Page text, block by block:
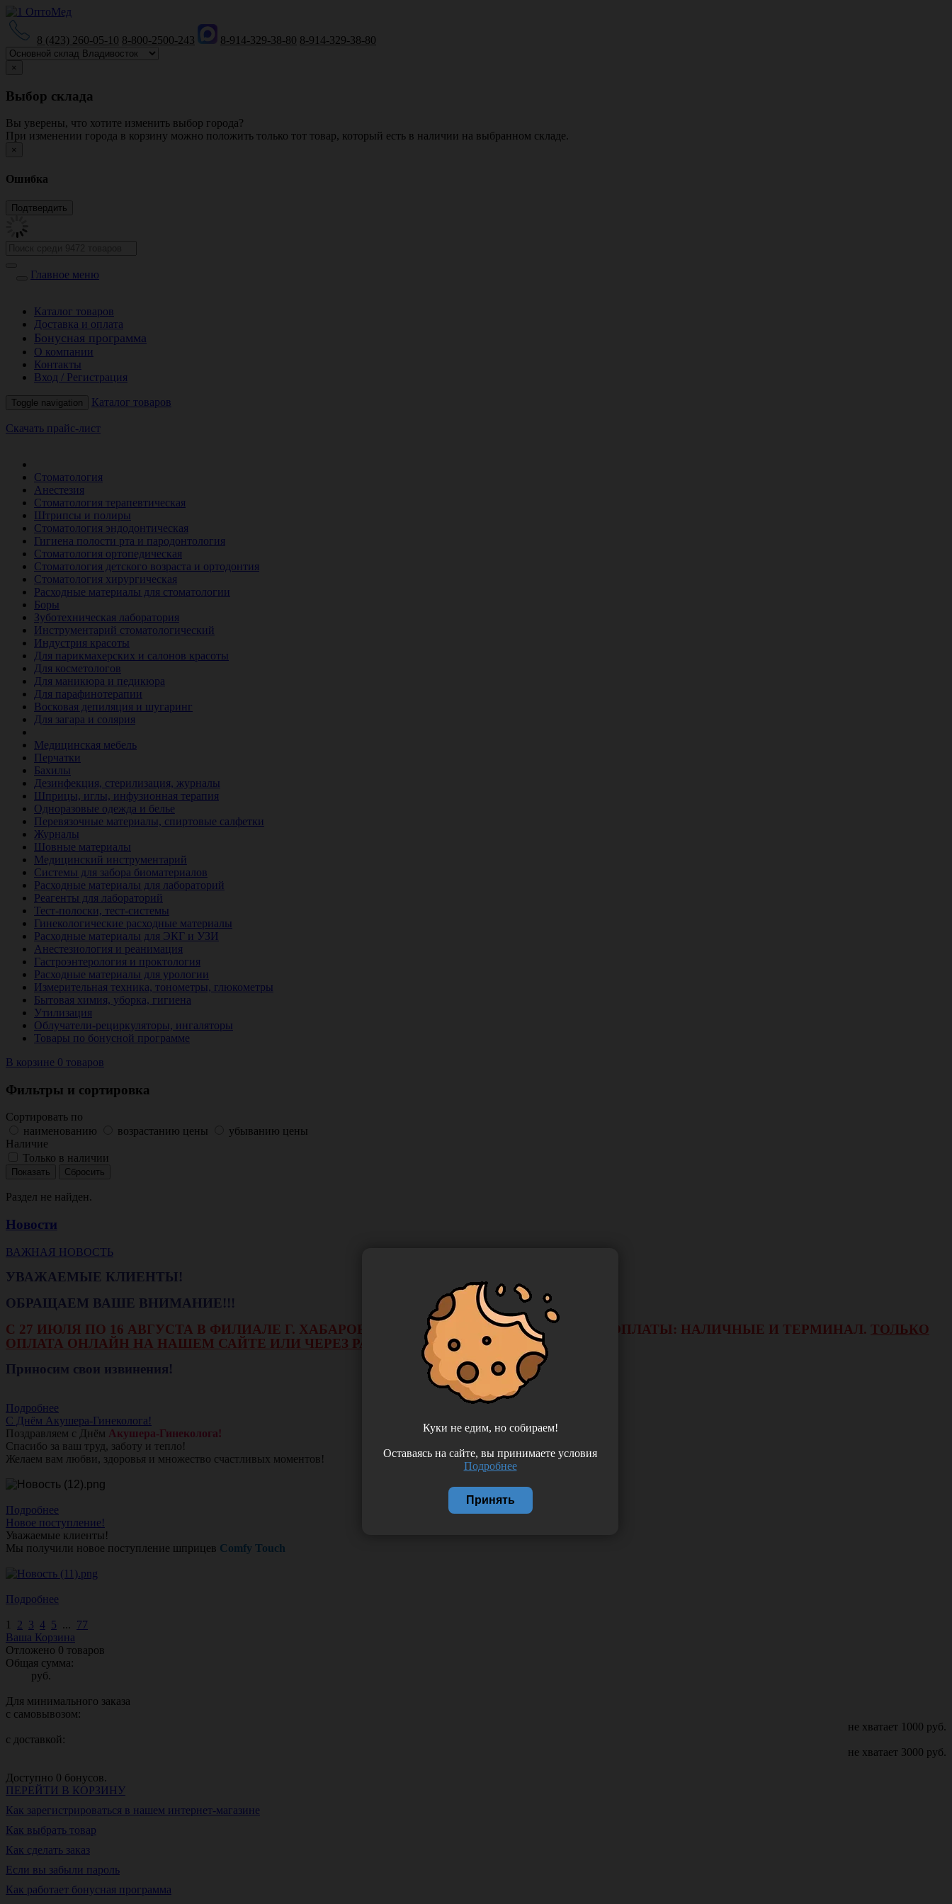
8 (423) 260-05-10 8-800-2500-243 8-914-329-38-80 8-914-329-38-80
×
Выбор склада
Вы уверены, что хотите изменить выбор города?
При изменении города в корзину можно положить только тот товар, который есть в наличии на выбранном складе.
×
Ошибка
Главное меню
Каталог товаров
Доставка и оплата
Бонусная программа
О компании
Контакты
Вход / Регистрация
Toggle navigation Каталог товаров
Скачать прайс-лист
Стоматология
Анестезия
Стоматология терапевтическая
Штрипсы и полиры
Стоматология эндодонтическая
Гигиена полости рта и пародонтология
Стоматология ортопедическая
Стоматология детского возраста и ортодонтия
Стоматология хирургическая
Расходные материалы для стоматологии
Боры
Зуботехническая лаборатория
Инструментарий стоматологический
Индустрия красоты
Для парикмахерских и салонов красоты
Для косметологов
Для маникюра и педикюра
Для парафинотерапии
Восковая депиляция и шугаринг
Для загара и солярия
Медицинская мебель
Перчатки
Бахилы
Дезинфекция, стерилизация, журналы
Шприцы, иглы, инфузионная терапия
Одноразовые одежда и белье
Перевязочные материалы, спиртовые салфетки
Журналы
Шовные материалы
Медицинский инструментарий
Системы для забора биоматериалов
Расходные материалы для лабораторий
Реагенты для лабораторий
Тест-полоски, тест-системы
Гинекологические расходные материалы
Расходные материалы для ЭКГ и УЗИ
Анестезиология и реанимация
Гастроэнтерология и проктология
Расходные материалы для урологии
Измерительная техника, тонометры, глюкометры
Бытовая химия, уборка, гигиена
Утилизация
Облучатели-рециркуляторы, ингаляторы
Товары по бонусной программе
В корзине 0 товаров
Фильтры и сортировка
Сортировать по
наименованию
возрастанию цены
убыванию цены
Наличие
Только в наличии
Раздел не найден.
Новости
ВАЖНАЯ НОВОСТЬ
УВАЖАЕМЫЕ КЛИЕНТЫ!
ОБРАЩАЕМ ВАШЕ ВНИМАНИЕ!!!
С 27 ИЮЛЯ ПО 16 АВГУСТА В ФИЛИАЛЕ Г. ХАБАРОВСКА НЕ БУДЕТ ДЕЙСТВОВАТЬ ВИД ОПЛАТЫ: НАЛИЧНЫЕ И ТЕРМИНАЛ. ТОЛЬКО
ОПЛАТА ОНЛАЙН НА НАШЕМ САЙТЕ ИЛИ ЧЕРЕЗ РАСЧЕТНЫЙ СЧЕТ.
Приносим свои извинения!
Подробнее
С Днём Акушера-Гинеколога!
Поздравляем с Днём Акушера-Гинеколога!
Спасибо за ваш труд, заботу и тепло!
Желаем вам любви, здоровья и множество счастливых моментов!
Подробнее
Новое поступление!
Уважаемые клиенты!
Мы получили новое поступление шприцев Comfy Touch
Подробнее
1 2 3 4 5 ... 77
Ваша Корзина
Отложено 0 товаров
Общая сумма:
руб.
Для минимального заказа
с самовывозом:
не хватает 1000 руб.
с доставкой:
не хватает 3000 руб.
Доступно 0 бонусов.
ПЕРЕЙТИ В КОРЗИНУ
Как зарегистрироваться в нашем интернет-магазине
Как выбрать товар
Как сделать заказ
Если вы забыли пароль
Как работает бонусная программа
Куки не едим, но собираем!
Оставаясь на сайте, вы принимаете условия
Подробнее
Принять